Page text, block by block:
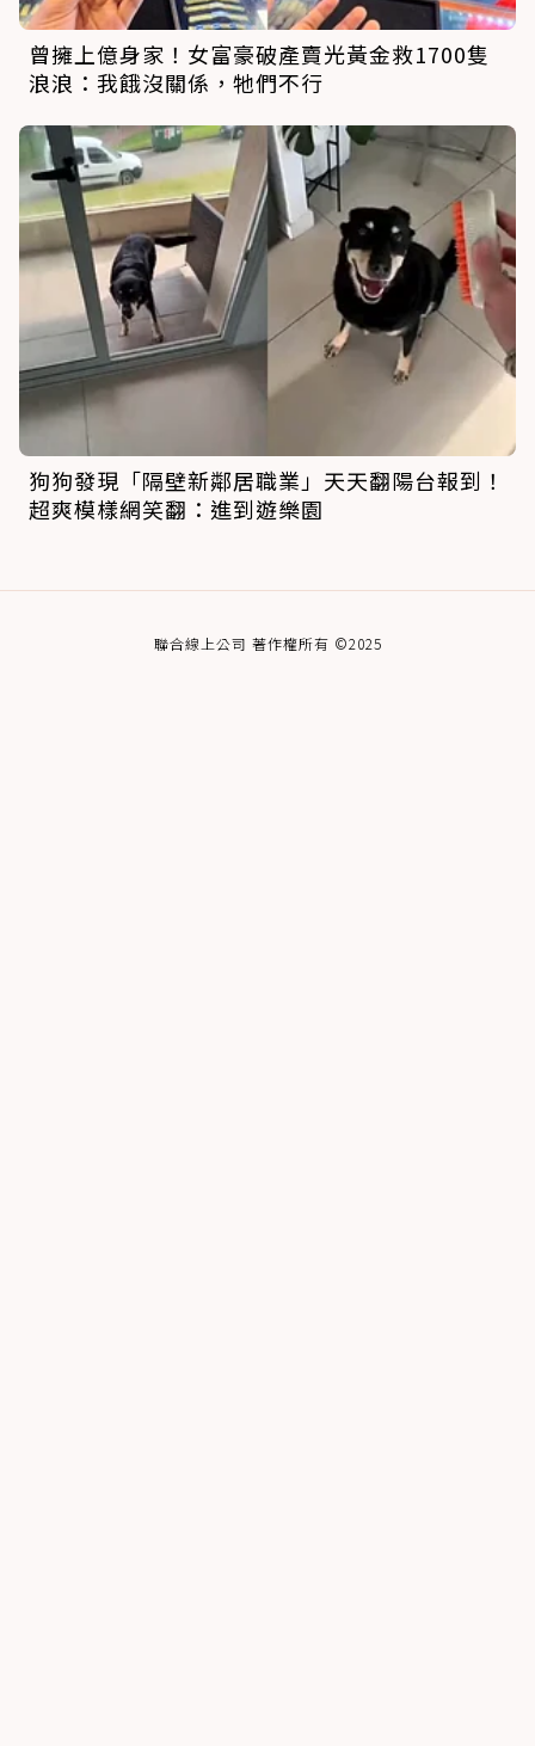
曾擁上億身家！女富豪破產賣光黃金救1700隻
浪浪：我餓沒關係，牠們不行
狗狗發現「隔壁新鄰居職業」天天翻陽台報到！
超爽模樣網笑翻：進到遊樂園
聯合線上公司 著作權所有 ©2025